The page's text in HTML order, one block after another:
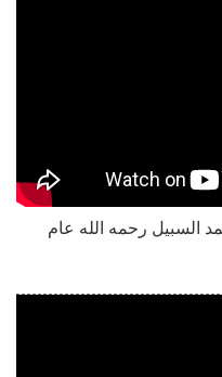
السبيل رحمه الله عام